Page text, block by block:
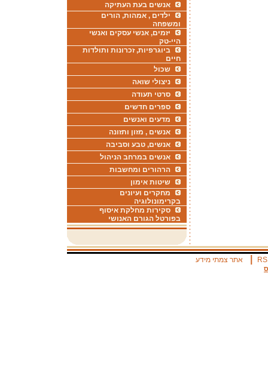
אנשים בעת העתיקה
ילדים , אמהות, הורים
ומשפחה
יזמים, אנשי עסקים ואנשי
היי-טק
ביוגרפיות, זכרונות ותולדות
חיים
שכול
ניצולי שואה
סרטי תעודה
ספרים חדשים
מדעים ואנשים
אנשים , מזון ותזונה
אנשים, טבע וסביבה
אנשים במרחב הניהול
הרהורים ומחשבות
שיטות אימון
מחקרים ועיונים
בקרימונולוגיה
סקירות מחלקת איסוף
בפורטל הגורם האנושי
אתר צמתי מידע